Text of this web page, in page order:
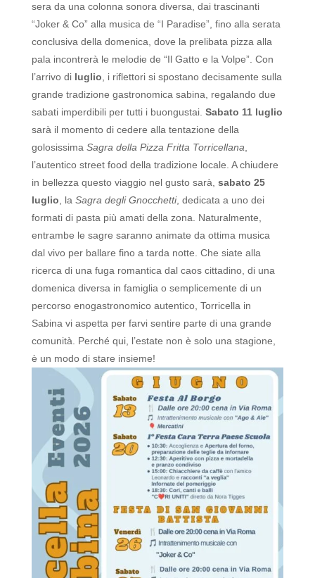
sera da una colonna sonora diversa, dai trascinanti
“Joker & Co” alla musica de “I Paradise”, fino alla serata
conclusiva della domenica, dove la prelibata pizza alla
pala incontrerà le melodie de “Il Gatto e la Volpe”. Con
l’arrivo di luglio , i riflettori si spostano decisamente sulla
grande tradizione gastronomica sabina, regalando due
sabati imperdibili per tutti i buongustai. Sabato 11 luglio
sarà il momento di cedere alla tentazione della
golosissima Sagra della Pizza Fritta Torricellana
l’autentico street food della tradizione locale. A chiudere
in bellezza questo viaggio nel gusto sarà, sabato 25
luglio , la Sagra degli Gnocchetti, dedicata a uno dei
formati di pasta più amati della zona. Naturalmente,
entrambe le sagre saranno animate da ottima musica
dal vivo per ballare fino a tarda notte. Che siate alla
ricerca di una fuga romantica dal caos cittadino, di una
domenica diversa in famiglia o semplicemente di un
percorso enogastronomico autentico, Torricella in
Sabina vi aspetta per farvi sentire parte di una grande
comunità. Perché qui, l’estate non è solo una stagione,
è un modo di stare insieme!